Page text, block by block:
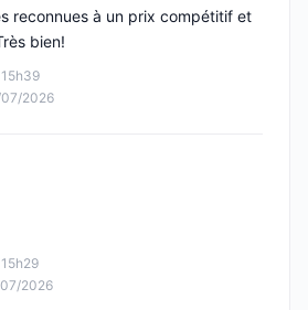
2026
reconnues à un prix compétitif et
bien!
2026